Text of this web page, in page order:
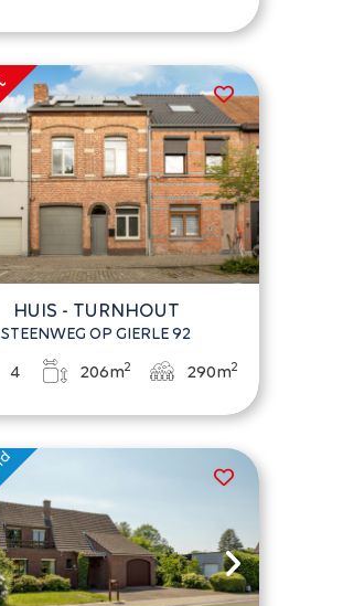
HUIS - TURNHOUT
STEENWEG OP GIERLE 92
4 206m2 290m2